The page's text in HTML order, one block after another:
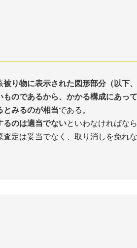
被り物に表示された図形部分（以下
のであるから、かかる構成にあっ
とみるのが相当である。
るのは適当でないといわなければなら
定は妥当でなく、取り消しを免れな